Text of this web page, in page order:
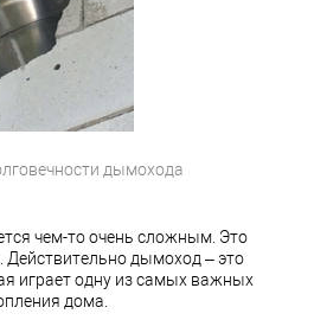
чем-то очень сложным. Это
дымоход – это
играет одну из самых важных
дома.
дымохода